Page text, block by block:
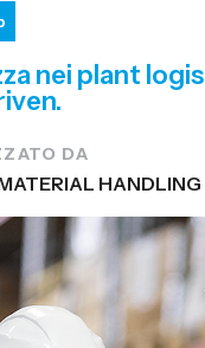
nei plant
DA